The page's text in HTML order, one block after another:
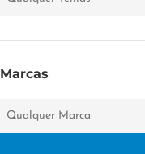
Marcas
Qualquer Marca